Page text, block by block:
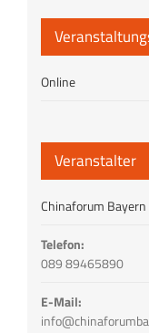
Online
Veranstalter
Chinaforum Bayern
Telefon:
089 89465890
E-Mail: